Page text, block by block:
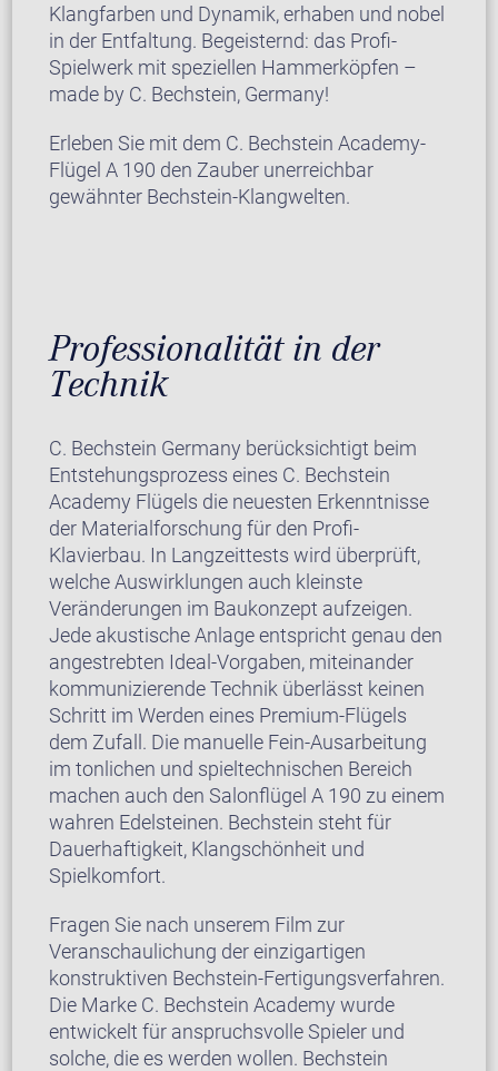
Klangfarben und Dynamik, erhaben und nobel
in der Entfaltung. Begeisternd: das Profi-
Spielwerk mit speziellen Hammerköpfen –
made by C. Bechstein, Germany!
Erleben Sie mit dem C. Bechstein Academy-
Flügel A 190 den Zauber unerreichbar
gewähnter Bechstein-Klangwelten.
Professionalität in der
Technik
C. Bechstein Germany berücksichtigt beim
Entstehungsprozess eines C. Bechstein
Academy Flügels die neuesten Erkenntnisse
der Materialforschung für den Profi-
Klavierbau. In Langzeittests wird überprüft,
welche Auswirklungen auch kleinste
Veränderungen im Baukonzept aufzeigen.
Jede akustische Anlage entspricht genau den
angestrebten Ideal-Vorgaben, miteinander
kommunizierende Technik überlässt keinen
Schritt im Werden eines Premium-Flügels
dem Zufall. Die manuelle Fein-Ausarbeitung
im tonlichen und spieltechnischen Bereich
machen auch den Salonflügel A 190 zu einem
wahren Edelsteinen. Bechstein steht für
Dauerhaftigkeit, Klangschönheit und
Spielkomfort.
Fragen Sie nach unserem Film zur
Veranschaulichung der einzigartigen
konstruktiven Bechstein-Fertigungsverfahren.
Die Marke C. Bechstein Academy wurde
entwickelt für anspruchsvolle Spieler und
solche, die es werden wollen. Bechstein